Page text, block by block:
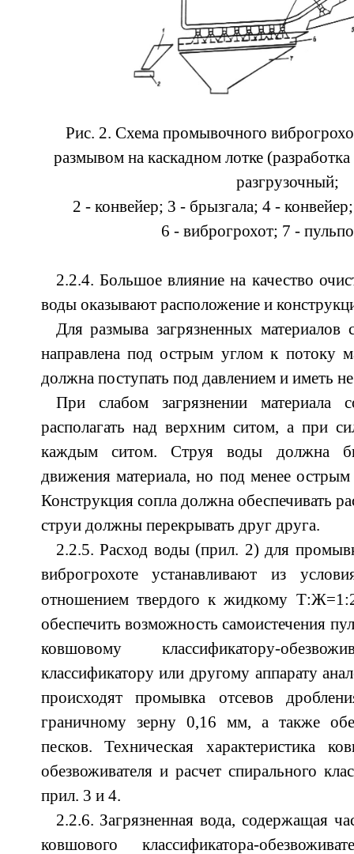
Рис. 2. Схема промывочного
размывом на каскадном лотке
разгрузочный;
2 - конвейер; 3 - брызгала; 4 -
6 - виброгрохот; 7 -
2.2.4. Большое влияние на качество
воды оказывают расположение и
Для размыва загрязненных
направлена под острым углом к потоку
должна поступать под давлением и иметь
При слабом загрязнении материала
располагать над верхним ситом, а при
каждым ситом. Струя воды должна
движения материала, но под менее
Конструкция сопла должна обеспечивать
струи должны перекрывать друг друга.
2.2.5. Расход воды (прил. 2) для
виброгрохоте устанавливают из
отношением твердого к жидкому
обеспечить возможность самоистечения
ковшовому классификатору-
классификатору или другому аппарату
происходят промывка отсевов
граничному зерну 0,16 мм, а также
песков. Техническая характеристика
обезвоживателя и расчет спирального
прил. 3 и 4.
2.2.6. Загрязненная вода, содержащая
ковшового классификатора-